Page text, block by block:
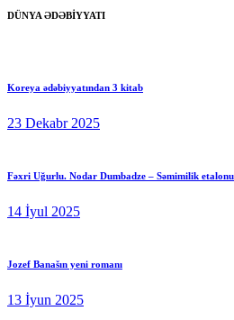
DÜNYA ƏDƏBİYYATI
Koreya ədəbiyyatından 3 kitab
23 Dekabr 2025
Fəxri Uğurlu. Nodar Dumbadze – Səmimilik etalonu
14 İyul 2025
Jozef Banašın yeni romanı
13 İyun 2025